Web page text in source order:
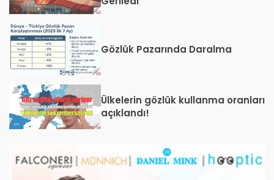
Gözlük Pazarında Daralma
Ülkelerin gözlük kullanma oranları
açıklandı!